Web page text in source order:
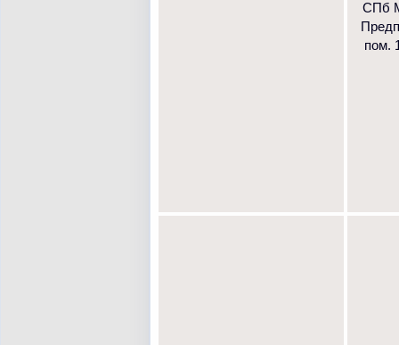
СПб
пом.